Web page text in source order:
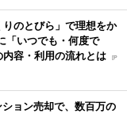
のとびら」で理想をか
「いつでも・何度で
内容・利用の流れとは [P
ション売却で、数百万の